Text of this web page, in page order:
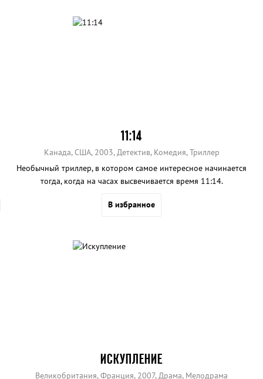
11:14
Канада, США, 2003, Детектив, Комедия, Триллер
Необычный триллер, в котором самое интересное начинается
тогда, когда на часах высвечивается время 11:14.
В избранное
ИСКУПЛЕНИЕ
Великобритания, Франция, 2007, Драма, Мелодрама